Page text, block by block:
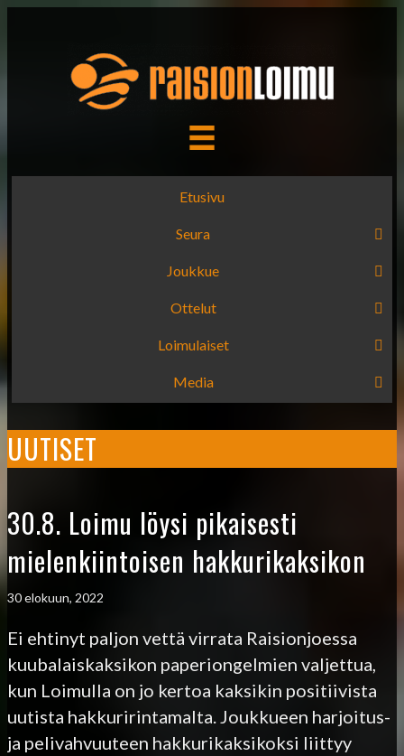
Etusivu
Seura
Joukkue
Ottelut
Loimulaiset
Media
UUTISET
30.8. Loimu löysi pikaisesti
mielenkiintoisen hakkurikaksikon
30 elokuun, 2022
Ei ehtinyt paljon vettä virrata Raisionjoessa
kuubalaiskaksikon paperiongelmien valjettua,
kun Loimulla on jo kertoa kaksikin positiivista
uutista hakkuririntamalta. Joukkueen harjoitus-
ja pelivahvuuteen hakkurikaksikoksi liittyy